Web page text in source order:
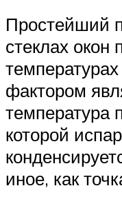
Простейший
стеклах окон
фактором
температура
которой
иное, как